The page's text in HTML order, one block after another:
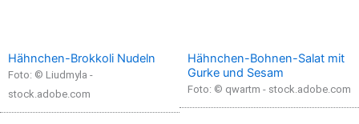
Hähnchen-Brokkoli Nudeln
Foto: © Liudmyla -
stock.adobe.com
Hähnchen-Bohnen-Salat mit
Gurke und Sesam
Foto: © qwartm - stock.adobe.com